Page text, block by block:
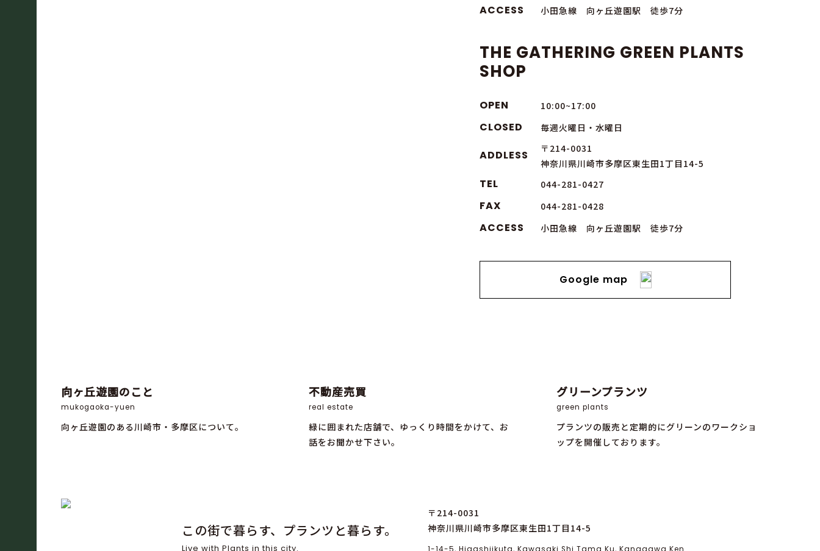
ACCESS 小田急線 向ヶ丘遊園駅 徒歩7分
THE GATHERING GREEN PLANTS
SHOP
OPEN 10:00~17:00
CLOSED 毎週火曜日・水曜日
ADDLESS
〒214-0031
神奈川県川崎市多摩区東生田1丁目14-5
TEL 044-281-0427
FAX 044-281-0428
ACCESS 小田急線 向ヶ丘遊園駅 徒歩7分
Google map
向ヶ丘遊園のこと
mukogaoka-yuen
向ヶ丘遊園のある川崎市・多摩区について。
不動産売買
real estate
緑に囲まれた店舗で、ゆっくり時間をかけて、お
話をお聞かせ下さい。
グリーンプランツ
green plants
プランツの販売と定期的にグリーンのワークショ
ップを開催しております。
この街で暮らす、プランツと暮らす。
Live with Plants in this city.
〒214-0031
神奈川県川崎市多摩区東生田1丁目14-5